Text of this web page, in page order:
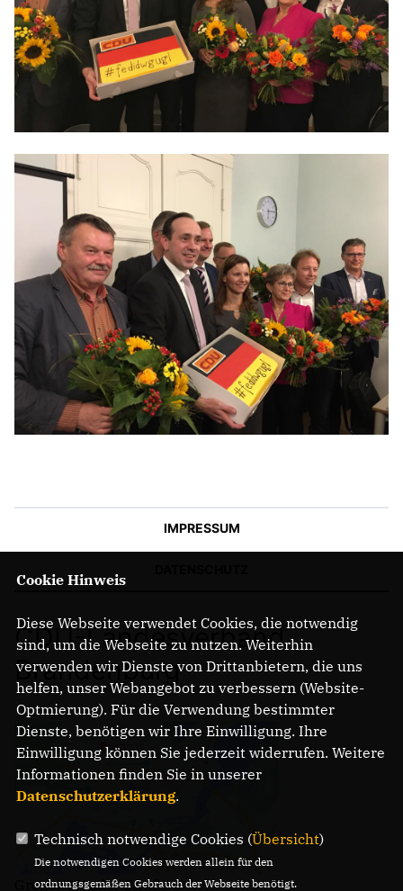
IMPRESSUM
CDU-Landesverband
Brandenburg
Gregor-Mendel-Straße 3
Cookie Hinweis
Diese Webseite verwendet Cookies, die notwendig
sind, um die Webseite zu nutzen. Weiterhin
verwenden wir Dienste von Drittanbietern, die uns
helfen, unser Webangebot zu verbessern (Website-
Optmierung). Für die Verwendung bestimmter
Dienste, benötigen wir Ihre Einwilligung. Ihre
Einwilligung können Sie jederzeit widerrufen. Weitere
Informationen finden Sie in unserer
Datenschutzerklärung.
Technisch notwendige Cookies (Übersicht)
Die notwendigen Cookies werden allein für den
ordnungsgemäßen Gebrauch der Webseite benötigt.